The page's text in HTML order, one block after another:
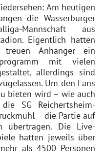
Am heutigen
die Wasserburger
Mannschaft aus
Eigentlich hatten
Anhänger ein
mit vielen
allerdings sind
Um den Fans
bieten wird – wie auch
SG Reichertsheim-
– die Partie auf
übertragen. Die Live-
hatten jeweils über
als 4500 Personen